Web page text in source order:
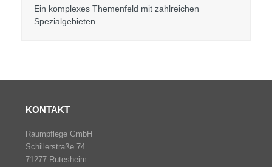
Ein komplexes Themenfeld mit zahlreichen
Spezialgebieten.
KONTAKT
Raumpflege GmbH
Schillerstraße 74
71277 Rutesheim